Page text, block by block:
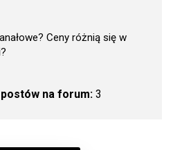
Ceny różnią się w
postów na forum:3